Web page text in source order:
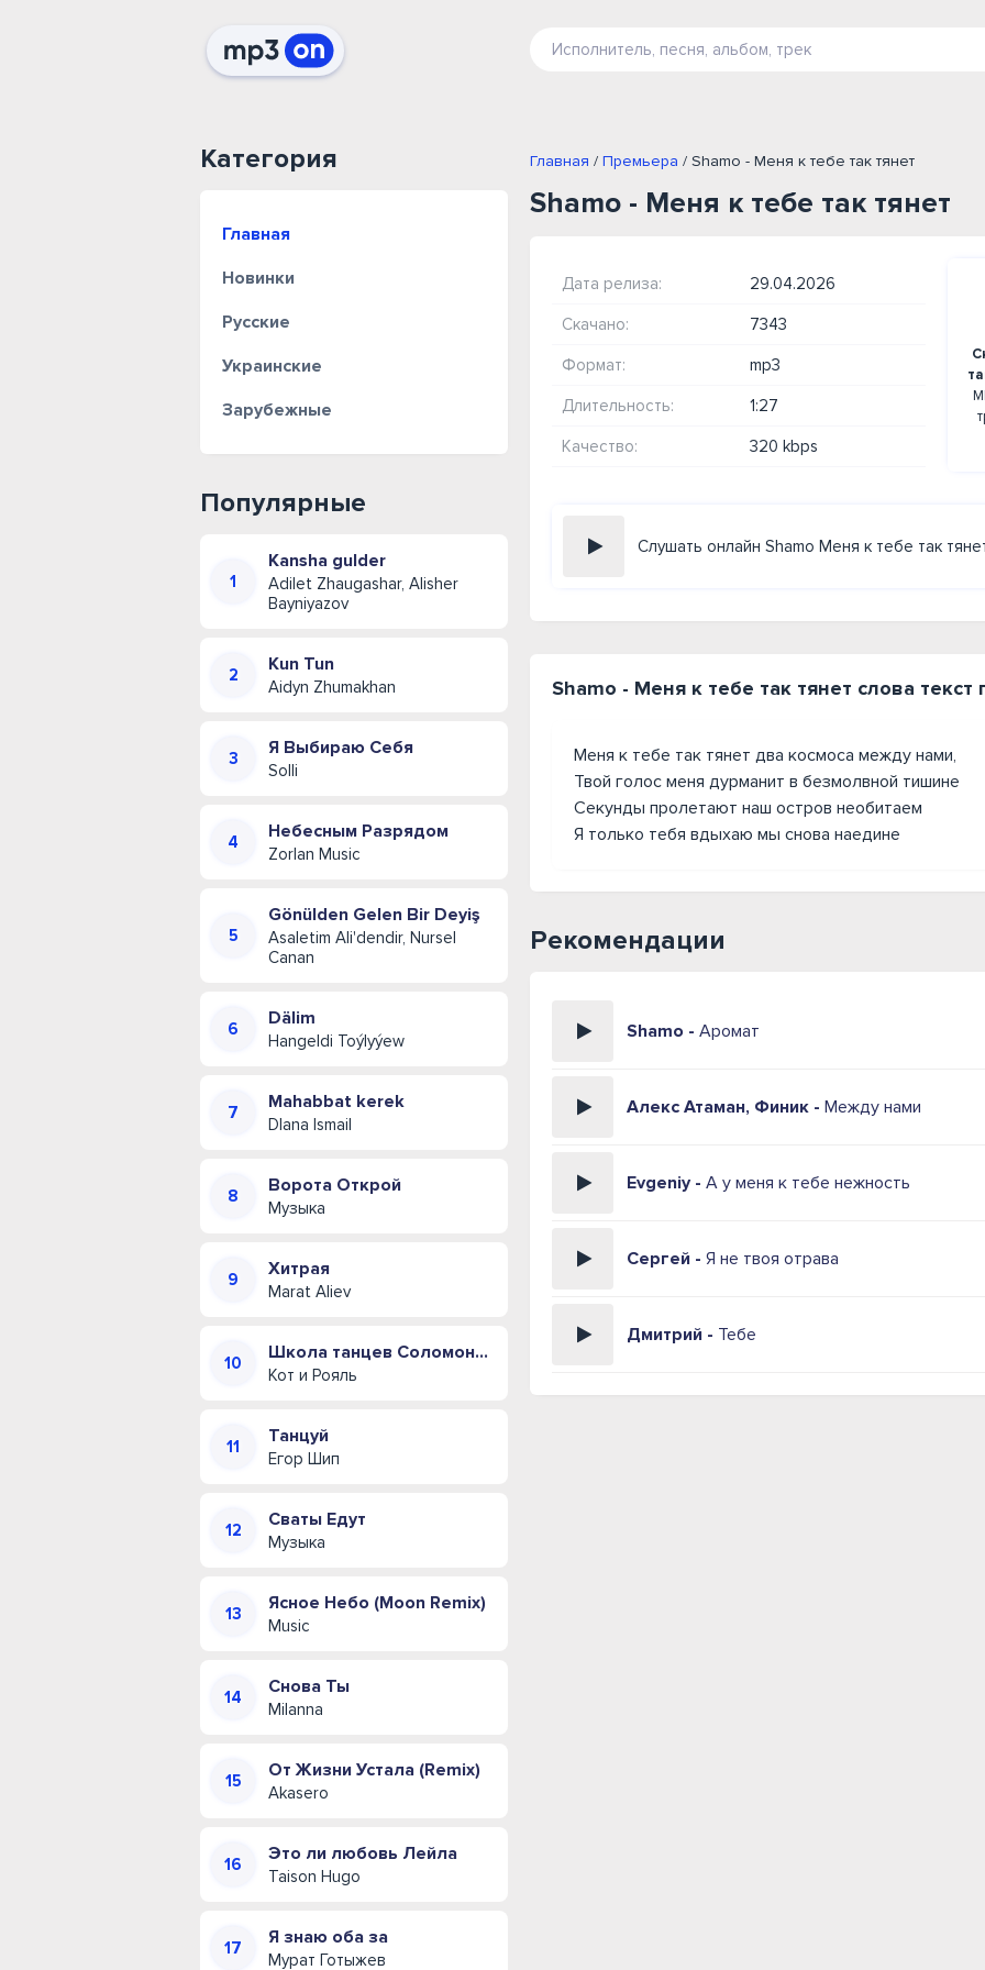
Категория
Главная
Новинки
Русские
Украинские
Зарубежные
Популярные
Kansha gulder
Adilet Zhaugashar, Alisher
Bayniyazov
Kun Tun
Aidyn Zhumakhan
Я Выбираю Себя
Solli
Небесным Разрядом
Zorlan Music
Gönülden Gelen Bir Deyiş
Asaletim Ali'dendir, Nursel
Canan
Dälim
Hangeldi Toýlyýew
Mahabbat kerek
DIana Ismail
Ворота Открой
Музыка
Хитрая
Marat Aliev
Школа танцев Соломона Пляра (Одесская музыкальная комедия)
Кот и Рояль
Танцуй
Егор Шип
Сваты Едут
Музыка
Ясное Небо (Moon Remix)
Music
Снова Ты
Milanna
От Жизни Устала (Remix)
Akasero
Это ли любовь Лейла
Taison Hugo
Я знаю оба за
Мурат Готыжев
Главная / Премьера / Shamo - Меня к тебе так тянет
Shamo - Меня к тебе так тянет
Дата релиза: 29.04.2026
Скачано: 7343
Формат: mp3
Длительность: 1:27
Качество: 320 kbps
Слушать онлайн Shamo Меня к тебе так
Shamo - Меня к тебе так тянет слова текст
Меня к тебе так тянет два космоса между нами,
Твой голос меня дурманит в безмолвной тишине
Секунды пролетают наш остров необитаем
Я только тебя вдыхаю мы снова наедине
Рекомендации
Shamo - Аромат
Алекс Атаман, Финик - Между нами
Evgeniy - А у меня к тебе нежность
Сергей - Я не твоя отрава
Дмитрий - Тебе